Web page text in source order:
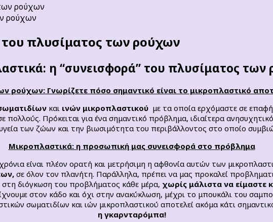
ρούχων
πλυσίματος των ρούχων
η “συνεισφορά” του πλυσίματος των
ρούχων:Γνωρίζετε πόσο σημαντικό είναι το μικροπλαστικό
και ινών μικροπλαστικού με τα οποία ερχόμαστε σε
πολλούς. Πρόκειται για ένα σημαντικό πρόβλημα, ιδιαίτερα
των ζώων και την βιωσιμότητα του περιβάλλοντος στο οποίο
Μικροπλαστικά: η προσωπική μας συνεισφορά στο πρόβλημα
είναι πλέον ορατή και μετρήσιμη η αφθονία αυτών των
σε όλον τον πλανήτη. Παράλληλα, πρέπει να μας προκαλεί
διόγκωση του προβλήματος κάθε μέρα, χωρίς μάλιστα να είμαστε
στον κάδο και όχι στην ανακύκλωση, μέχρι το μπουκάλι του
σωματιδίων και ιών μικροπλαστικού αποτελεί ακόμα κάτι
η γκαρνταρόμπα!